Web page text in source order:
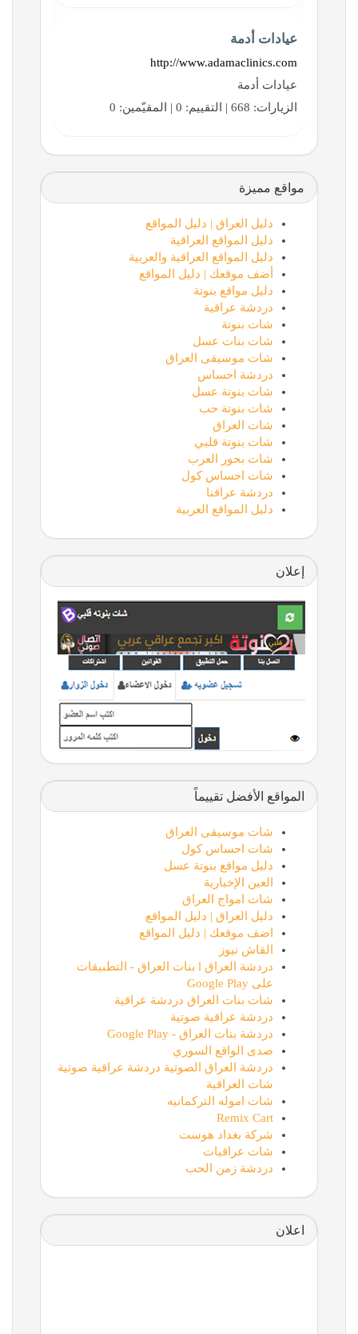
عيادات أدمة
http://www.adamaclinics.com
عيادات أدمة
الزيارات: 668 | التقييم: 0 | المقيّمين: 0
مواقع مميزة
دليل العراق | دليل المواقع
دليل المواقع العراقية
دليل المواقع العراقية والعربية
أضف موقعك | دليل المواقع
دليل مواقع بنوتة
دردشة عراقية
شات بنوتة
شات بنات عسل
شات موسيقى العراق
دردشة احساس
شات بنوتة عسل
شات بنوتة حب
شات العراق
شات بنوتة قلبي
شات بحور العرب
شات احساس كول
دردشة عراقنا
دليل المواقع العربية
إعلان
المواقع الأفضل تقييماً
شات موسيقى العراق
شات احساس كول
دليل مواقع بنوتة عسل
العين الإخبارية
شات امواج العراق
دليل العراق | دليل المواقع
اضف موقعك | دليل المواقع
القاش نيوز
دردشة العراق l بنات العراق - التطبيقات
على Google Play
شات بنات العراق دردشة عراقية
دردشة عراقية صوتية
دردشة بنات العراق - Google Play
صدى الواقع السوري
دردشة العراق الصوتية دردشة عراقية صوتية
شات العراقية
شات اموله التركمانيه
Remix Cart
شركة بغداد هوست
شات عراقيات
دردشة زمن الحب
اعلان